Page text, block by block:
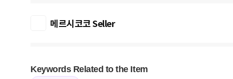
메르시코코 Seller
Keywords Related to the Item